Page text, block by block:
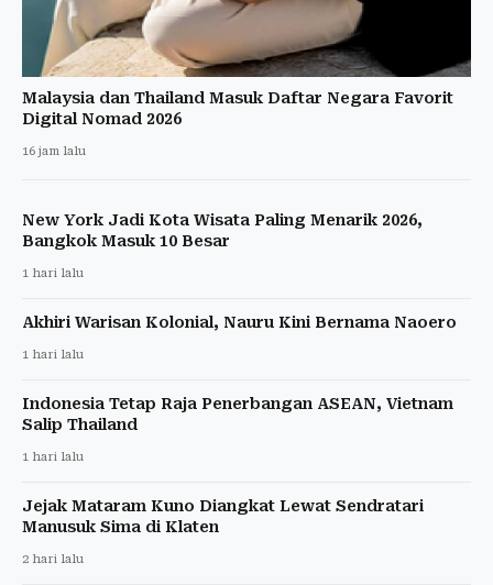
Malaysia dan Thailand Masuk Daftar Negara Favorit
Digital Nomad 2026
16 jam lalu
New York Jadi Kota Wisata Paling Menarik 2026,
Bangkok Masuk 10 Besar
1 hari lalu
Akhiri Warisan Kolonial, Nauru Kini Bernama Naoero
1 hari lalu
Indonesia Tetap Raja Penerbangan ASEAN, Vietnam
Salip Thailand
1 hari lalu
Jejak Mataram Kuno Diangkat Lewat Sendratari
Manusuk Sima di Klaten
2 hari lalu